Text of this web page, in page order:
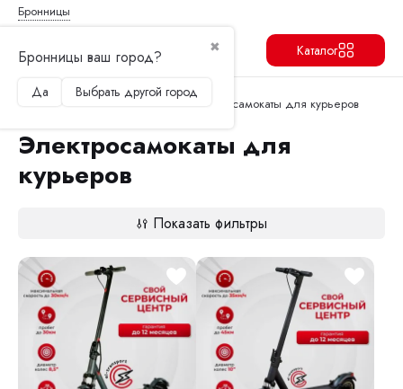
Бронницы
✖
Бронницы ваш город?
Да Выбрать другой город
Каталог
Главная Электросамокаты Электросамокаты для курьеров
Электросамокаты для
курьеров
Показать фильтры
Продолжить Перейти в корзину